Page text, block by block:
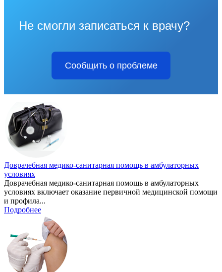
Не смогли записаться к врачу?
Сообщить о проблеме
Доврачебная медико-санитарная помощь в амбулаторных
условиях
Доврачебная медико-санитарная помощь в амбулаторных
условиях включает оказание первичной медицинской помощи
и профила...
Подробнее